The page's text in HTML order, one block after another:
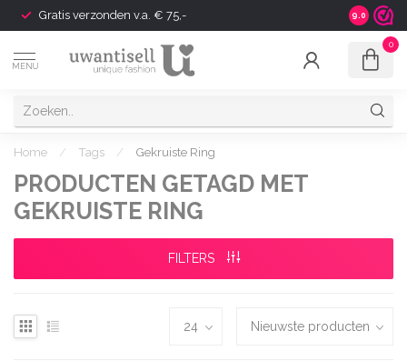
Gratis verzonden v.a. € 75,- Shipping
9.0
MENU
0
Home / Tags / Gekruiste Ring
PRODUCTEN GETAGD MET
GEKRUISTE RING
FILTERS